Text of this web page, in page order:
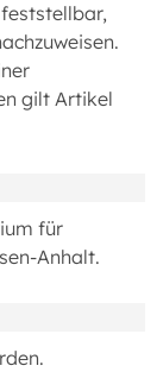
gilt Artikel
für
Anhalt.